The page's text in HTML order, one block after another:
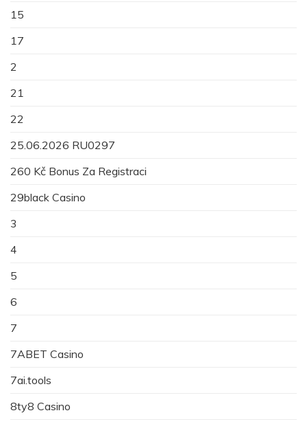
15
17
2
21
22
25.06.2026 RU0297
260 Kč Bonus Za Registraci
29black Casino
3
4
5
6
7
7ABET Casino
7ai.tools
8ty8 Casino